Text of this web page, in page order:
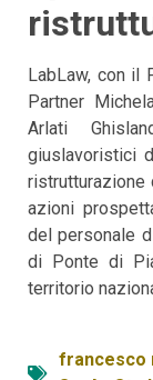
LabLaw, con il
Partner
Arlati
giuslavoristici
ristrutturazione
azioni
del personale
di Ponte di
territorio
francesco